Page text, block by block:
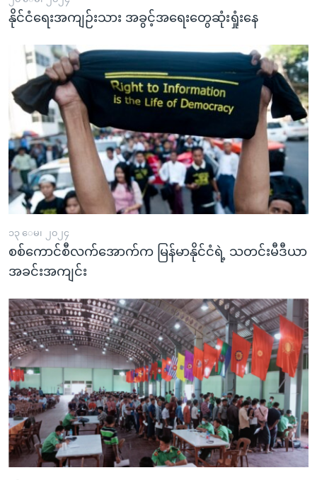
နိုင်ငံရေးအကျဉ်းသား အခွင့်အရေးတွေဆုံးရှုံးနေ
၁၃ ေမ၊ ၂၀၂၄
စစ်ကောင်စီလက်အောက်က မြန်မာနိုင်ငံရဲ့ သတင်းမီဒီယာ
အခင်းအကျင်း